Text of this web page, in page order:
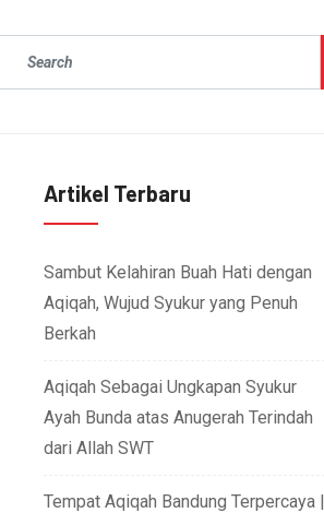
Artikel Terbaru
Sambut Kelahiran Buah Hati dengan
Aqiqah, Wujud Syukur yang Penuh
Berkah
Aqiqah Sebagai Ungkapan Syukur
Ayah Bunda atas Anugerah Terindah
dari Allah SWT
Tempat Aqiqah Bandung Terpercaya |